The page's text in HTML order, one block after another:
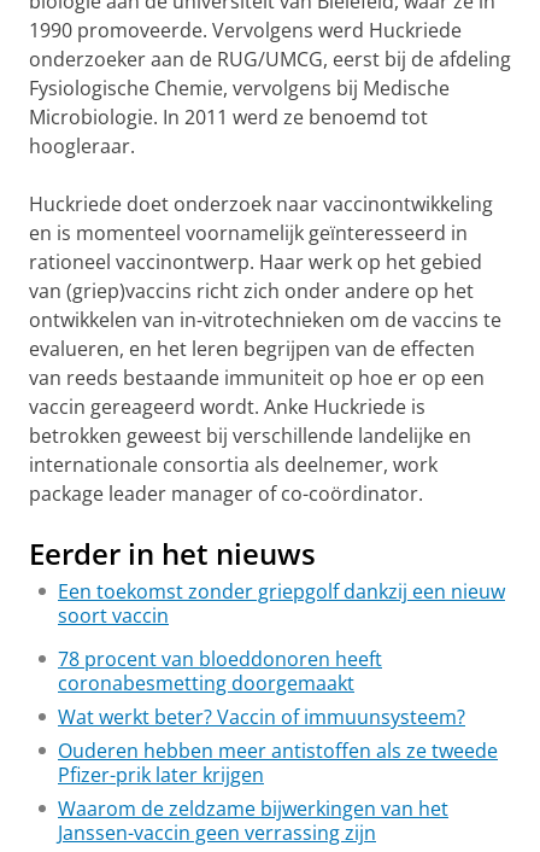
1990 promoveerde. Vervolgens werd Huckriede
onderzoeker aan de RUG/UMCG, eerst bij de afdeling
Fysiologische Chemie, vervolgens bij Medische
Microbiologie. In 2011 werd ze benoemd tot
hoogleraar.
Huckriede doet onderzoek naar vaccinontwikkeling
en is momenteel voornamelijk geïnteresseerd in
rationeel vaccinontwerp. Haar werk op het gebied
van (griep)vaccins richt zich onder andere op het
ontwikkelen van in-vitrotechnieken om de vaccins te
evalueren, en het leren begrijpen van de effecten
van reeds bestaande immuniteit op hoe er op een
vaccin gereageerd wordt. Anke Huckriede is
betrokken geweest bij verschillende landelijke en
internationale consortia als deelnemer, work
package leader manager of co-coördinator.
Eerder in het nieuws
Een toekomst zonder griepgolf dankzij een nieuw
soort vaccin
78 procent van bloeddonoren heeft
coronabesmetting doorgemaakt
Wat werkt beter? Vaccin of immuunsysteem?
Ouderen hebben meer antistoffen als ze tweede
Pfizer-prik later krijgen
Waarom de zeldzame bijwerkingen van het
Janssen-vaccin geen verrassing zijn